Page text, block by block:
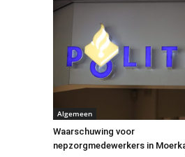
Algemeen
Waarschuwing voor
nepzorgmedewerkers in